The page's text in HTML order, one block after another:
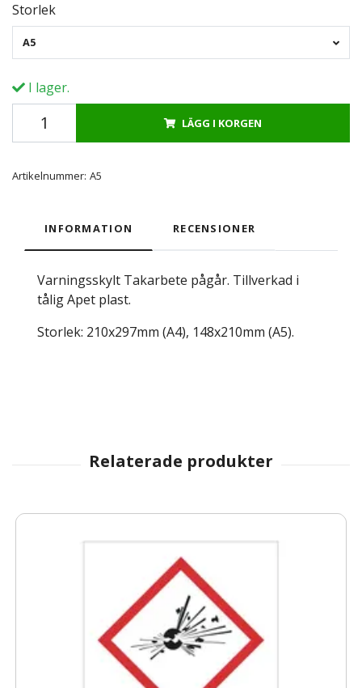
Storlek
A5
I lager.
LÄGG I KORGEN
Artikelnummer: A5
INFORMATION RECENSIONER
Varningsskylt Takarbete pågår. Tillverkad i
tålig Apet plast.
Storlek: 210x297mm (A4), 148x210mm (A5).